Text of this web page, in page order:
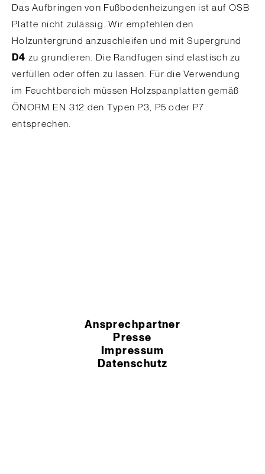
Das Aufbringen von Fußbodenheizungen ist auf OSB
Platte nicht zulässig. Wir empfehlen den
Holzuntergrund anzuschleifen und mit Supergrund
D4 zu grundieren. Die Randfugen sind elastisch zu
verfüllen oder offen zu lassen. Für die Verwendung
im Feuchtbereich müssen Holzspanplatten gemäß
ÖNORM EN 312 den Typen P3, P5 oder P7
entsprechen.
Ansprechpartner
Presse
Impressum
Datenschutz